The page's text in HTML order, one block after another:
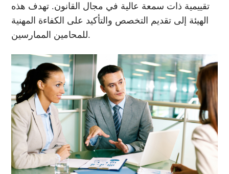
تقييمية ذات سمعة عالية في مجال القانون. تهدف هذه
الهيئة إلى تقديم التخصص والتأكيد على الكفاءة المهنية
للمحامين الممارسين.